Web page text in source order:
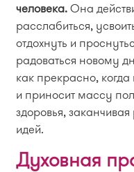
человека.Она
расслабиться,
отдохнуть и
радоваться новому
как прекрасно,
и приносит массу
здоровья,
идей.
Духовная